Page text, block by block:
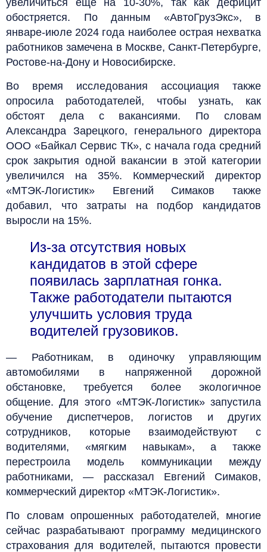
обостряется. По данным «АвтоГрузЭкс», в
январе-июле 2024 года наиболее острая нехватка
работников замечена в Москве, Санкт-Петербурге,
Ростове-на-Дону и Новосибирске.
Во время исследования ассоциация также
опросила работодателей, чтобы узнать, как
обстоят дела с вакансиями. По словам
Александра Зарецкого, генерального директора
ООО «Байкал Сервис ТК», с начала года средний
срок закрытия одной вакансии в этой категории
увеличился на 35%. Коммерческий директор
«МТЭК-Логистик» Евгений Симаков также
добавил, что затраты на подбор кандидатов
выросли на 15%.
Из-за отсутствия новых
кандидатов в этой сфере
появилась зарплатная гонка.
Также работодатели пытаются
улучшить условия труда
водителей грузовиков.
— Работникам, в одиночку управляющим
автомобилями в напряженной дорожной
обстановке, требуется более экологичное
общение. Для этого «МТЭК-Логистик» запустила
обучение диспетчеров, логистов и других
сотрудников, которые взаимодействуют с
водителями, «мягким навыкам», а также
перестроила модель коммуникации между
работниками, — рассказал Евгений Симаков,
коммерческий директор «МТЭК-Логистик».
По словам опрошенных работодателей, многие
сейчас разрабатывают программу медицинского
страхования для водителей, пытаются провести